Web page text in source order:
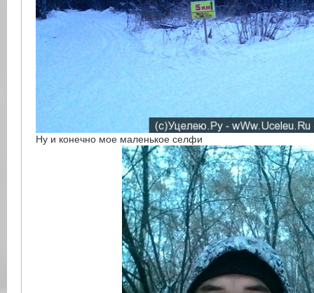
Ну и конечно мое маленькое селфи